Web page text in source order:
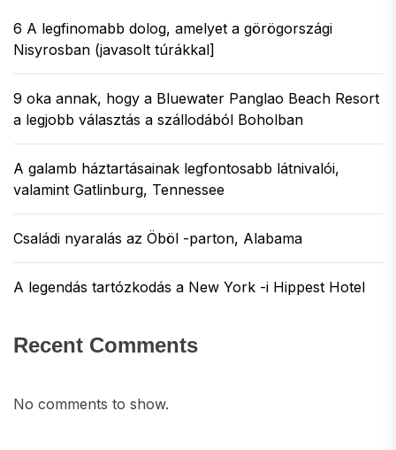
6 A legfinomabb dolog, amelyet a görögországi
Nisyrosban (javasolt túrákkal]
9 oka annak, hogy a Bluewater Panglao Beach Resort
a legjobb választás a szállodából Boholban
A galamb háztartásainak legfontosabb látnivalói,
valamint Gatlinburg, Tennessee
Családi nyaralás az Öböl -parton, Alabama
A legendás tartózkodás a New York -i Hippest Hotel
Recent Comments
No comments to show.